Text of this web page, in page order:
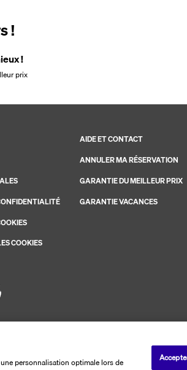
!
!
prix
COOKIES
AIDE ET CONTACT
ANNULER MA RÉSERVATION
GARANTIE DU MEILLEUR PRIX
GARANTIE VACANCES
sont réalisées par PerfectStay.com
personnalisation optimale lors de